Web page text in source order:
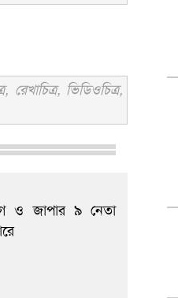
ভিডিওচিত্র,
ও জাপার ৯ নেতা